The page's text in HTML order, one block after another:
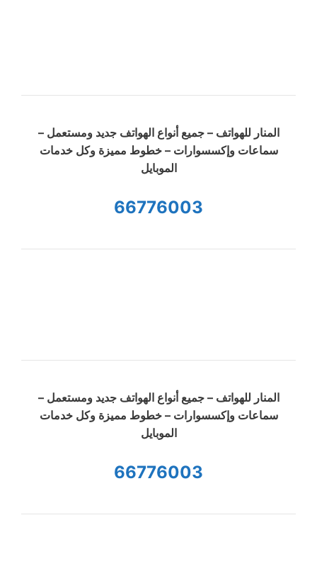
المنار للهواتف – جميع أنواع الهواتف جديد ومستعمل –
سماعات وإكسسوارات – خطوط مميزة وكل خدمات
الموبايل
66776003
المنار للهواتف – جميع أنواع الهواتف جديد ومستعمل –
سماعات وإكسسوارات – خطوط مميزة وكل خدمات
الموبايل
66776003